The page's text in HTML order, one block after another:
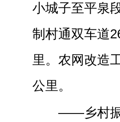
小城子至平泉
制村通双车道
里。农网改造
公里。
——乡村振